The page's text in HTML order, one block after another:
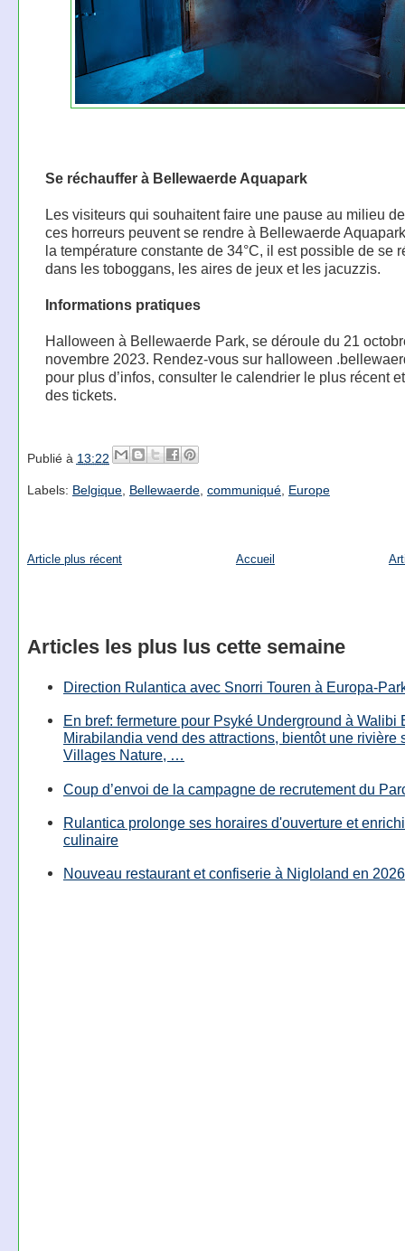
Se réchauffer à Bellewaerde Aquapark
Les visiteurs qui souhaitent faire une pause au milieu
ces horreurs peuvent se rendre à Bellewaerde
la température constante de 34°C, il est possible de se
dans les toboggans, les aires de jeux et les jacuzzis.
Informations pratiques
Halloween à Bellewaerde Park, se déroule du 21
novembre 2023. Rendez-vous sur halloween
pour plus d’infos, consulter le calendrier le plus récent
des tickets.
Publié à 13:22
Labels: Belgique, Bellewaerde, communiqué, Europe
Article plus récent Accueil
Articles les plus lus cette semaine
Direction Rulantica avec Snorri Touren à Europa-
En bref: fermeture pour Psyké Underground à Walibi
Mirabilandia vend des attractions, bientôt une rivière
Villages Nature, …
Coup d’envoi de la campagne de recrutement du
Rulantica prolonge ses horaires d'ouverture et
culinaire
Nouveau restaurant et confiserie à Nigloland en 2026